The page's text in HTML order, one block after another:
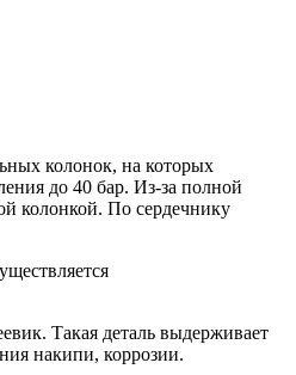
колонок, на которых
до 40 бар. Из-за полной
колонкой. По сердечнику
Такая деталь выдерживает
накипи, коррозии.